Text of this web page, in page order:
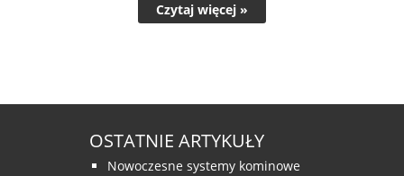
Czytaj więcej »
OSTATNIE ARTYKUŁY
Nowoczesne systemy kominowe